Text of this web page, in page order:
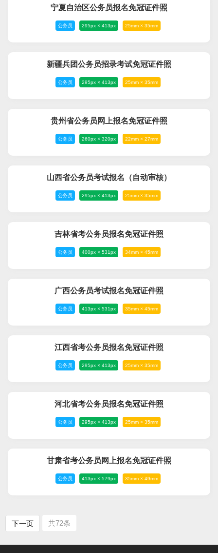
宁夏自治区公务员报名免冠证件照
公务员 295px × 413px 25mm × 35mm
新疆兵团公务员招录考试免冠证件照
公务员 295px × 413px 25mm × 35mm
贵州省公务员网上报名免冠证件照
公务员 260px × 320px 22mm × 27mm
山西省公务员考试报名（自动审核）
公务员 295px × 413px 25mm × 35mm
吉林省考公务员报名免冠证件照
公务员 400px × 531px 34mm × 45mm
广西公务员考试报名免冠证件照
公务员 413px × 531px 35mm × 45mm
江西省考公务员报名免冠证件照
公务员 295px × 413px 25mm × 35mm
河北省考公务员报名免冠证件照
公务员 295px × 413px 25mm × 35mm
甘肃省考公务员网上报名免冠证件照
公务员 413px × 579px 35mm × 49mm
共72条
下一页